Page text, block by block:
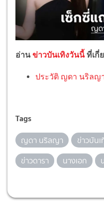
อ่านข่าวบันเทิงวันนี้ ที่เกี่
ประวัติ ญดา นริลญ
Tags
ญดา นริลญา ข่าวบันเ
ข่าวดารา
นางเอก